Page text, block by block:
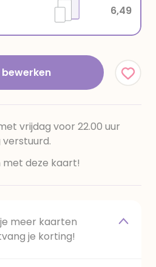
6,49
vrijdag voor 22.00 uur
deze kaart!
meer kaarten
je korting!